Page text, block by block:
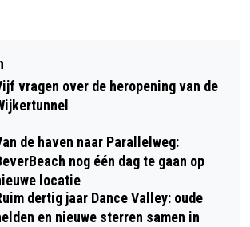
IN UITGEEST, POLITIE
TWEE WEGGEVLUCHTE
TATA STEEL BEHALVE
OOK INDRUKWEKKENDE
vragen over de heropening van de
de haven naar Parallelweg:
nog één dag te gaan op
locatie
dertig jaar Dance Valley: oude
en nieuwe sterren samen in